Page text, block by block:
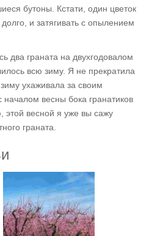
бутоны. Кстати, один цветок
и затягивать с опылением
два граната на двухгодовалом
всю зиму. Я не прекратила
ухаживала за своим
весны бока гранатиков
этой весной я уже вы сажу
граната.